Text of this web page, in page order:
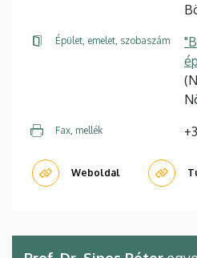
Épület, emelet, szobaszám
Fax, mellék
Weboldal